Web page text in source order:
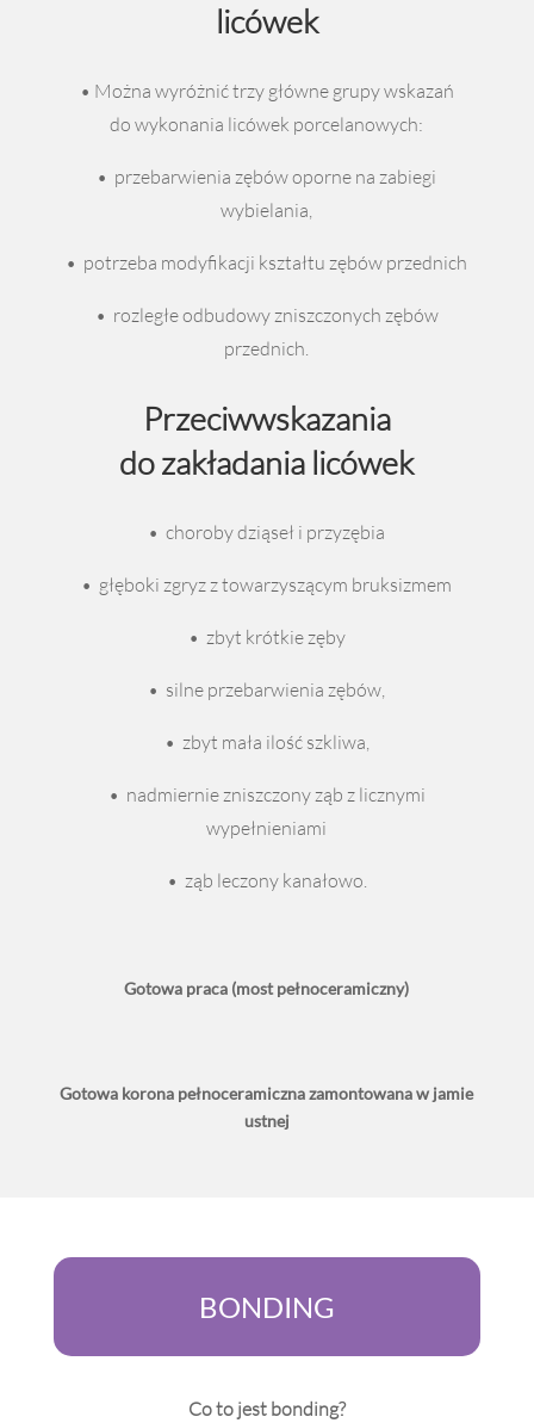
licówek
• Można wyróżnić trzy główne grupy wskazań
do wykonania licówek porcelanowych:
• przebarwienia zębów oporne na zabiegi
wybielania,
• potrzeba modyfikacji kształtu zębów przednich
• rozległe odbudowy zniszczonych zębów
przednich.
Przeciwwskazania
do zakładania licówek
• choroby dziąseł i przyzębia
• głęboki zgryz z towarzyszącym bruksizmem
• zbyt krótkie zęby
• silne przebarwienia zębów,
• zbyt mała ilość szkliwa,
• nadmiernie zniszczony ząb z licznymi
wypełnieniami
• ząb leczony kanałowo.
Gotowa praca (most pełnoceramiczny)
Gotowa korona pełnoceramiczna zamontowana w jamie
ustnej
BONDING
Co to jest bonding?